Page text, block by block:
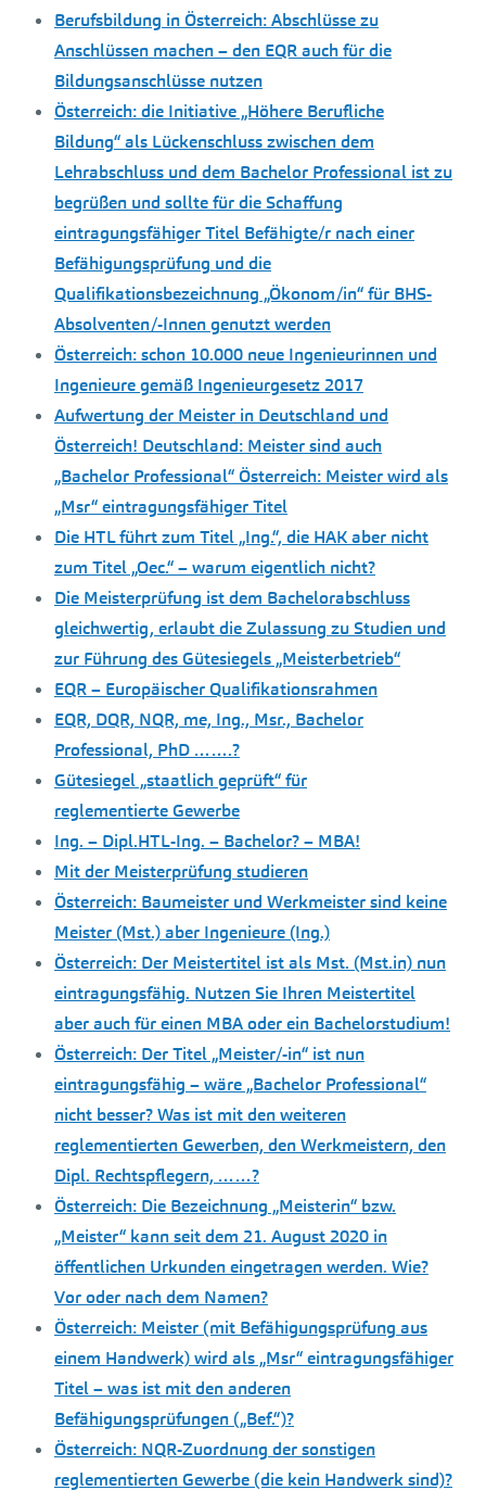
Berufsbildung in Österreich: Abschlüsse zu
Anschlüssen machen – den EQR auch für die
Bildungsanschlüsse nutzen
Österreich: die Initiative „Höhere Berufliche
Bildung“ als Lückenschluss zwischen dem
Lehrabschluss und dem Bachelor Professional ist zu
begrüßen und sollte für die Schaffung
eintragungsfähiger Titel Befähigte/r nach einer
Befähigungsprüfung und die
Qualifikationsbezeichnung „Ökonom/in“ für BHS-
Absolventen/-Innen genutzt werden
Österreich: schon 10.000 neue Ingenieurinnen und
Ingenieure gemäß Ingenieurgesetz 2017
Aufwertung der Meister in Deutschland und
Österreich! Deutschland: Meister sind auch
„Bachelor Professional“ Österreich: Meister wird als
„Msr“ eintragungsfähiger Titel
Die HTL führt zum Titel „Ing.“, die HAK aber nicht
zum Titel „Oec.“ – warum eigentlich nicht?
Die Meisterprüfung ist dem Bachelorabschluss
gleichwertig, erlaubt die Zulassung zu Studien und
zur Führung des Gütesiegels „Meisterbetrieb“
EQR – Europäischer Qualifikationsrahmen
EQR, DQR, NQR, me, Ing., Msr., Bachelor
Professional, PhD …….?
Gütesiegel „staatlich geprüft“ für
reglementierte Gewerbe
Ing. – Dipl.HTL-Ing. – Bachelor? – MBA!
Mit der Meisterprüfung studieren
Österreich: Baumeister und Werkmeister sind keine
Meister (Mst.) aber Ingenieure (Ing.)
Österreich: Der Meistertitel ist als Mst. (Mst.in) nun
eintragungsfähig. Nutzen Sie Ihren Meistertitel
aber auch für einen MBA oder ein Bachelorstudium!
Österreich: Der Titel „Meister/-in“ ist nun
eintragungsfähig – wäre „Bachelor Professional“
nicht besser? Was ist mit den weiteren
reglementierten Gewerben, den Werkmeistern, den
Dipl. Rechtspflegern, ……?
Österreich: Die Bezeichnung „Meisterin“ bzw.
„Meister“ kann seit dem 21. August 2020 in
öffentlichen Urkunden eingetragen werden. Wie?
Vor oder nach dem Namen?
Österreich: Meister (mit Befähigungsprüfung aus
einem Handwerk) wird als „Msr“ eintragungsfähiger
Titel – was ist mit den anderen
Befähigungsprüfungen („Bef.“)?
Österreich: NQR-Zuordnung der sonstigen
reglementierten Gewerbe (die kein Handwerk sind)?